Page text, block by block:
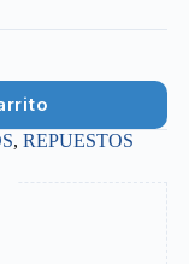
, REPUESTOS